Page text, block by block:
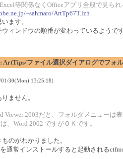
等関係なくOfficeアプリ全般で見ら
~sahmaro/ArtTp67T.lzh
ます。
ィンドウの順番が変わっているようです
ArtTips/ファイル選択ダイアログでフォ
30(Mon) 13:25:18)
ません。
Viewer 2003だと、フォルダメニュー
、Word 2002 ですがＯＫです。
のがわかりました。
通常インストールすると起動される